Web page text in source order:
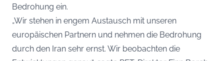
Bedrohung ein.
„Wir stehen in engem Austausch mit unseren
europäischen Partnern und nehmen die Bedrohung
durch den Iran sehr ernst. Wir beobachten die